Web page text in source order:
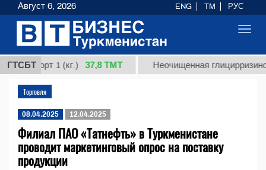
ГТСБТсорт 1 (кг.) 37,8 ТМТ Неочищенная
Торговля
08.04.2025 12.04.2025
Филиал ПАО «Татнефть» в Туркменистане
проводит маркетинговый опрос на поставку
продукции
Август 6, 2026 ENG TM РУС